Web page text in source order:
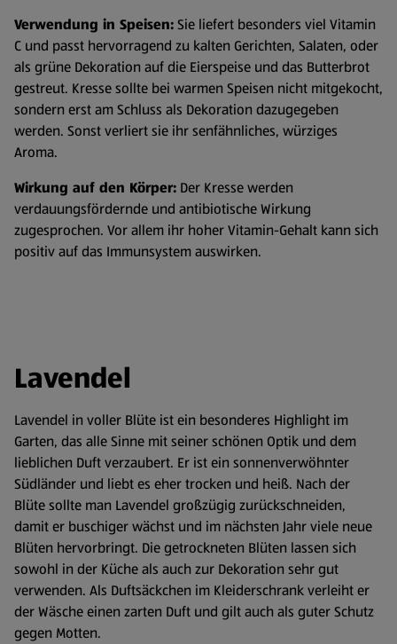
Verwendung in Speisen:Sie liefert besonders viel Vitamin
C und passt hervorragend zu kalten Gerichten, Salaten, oder
als grüne Dekoration auf die Eierspeise und das Butterbrot
gestreut. Kresse sollte bei warmen Speisen nicht mitgekocht,
sondern erst am Schluss als Dekoration dazugegeben
werden. Sonst verliert sie ihr senfähnliches, würziges
Aroma.
Wirkung auf den Körper: Der Kresse werden
verdauungsfördernde und antibiotische Wirkung
zugesprochen. Vor allem ihr hoher Vitamin-Gehalt kann sich
positiv auf das Immunsystem auswirken.
Lavendel
Lavendel in voller Blüte ist ein besonderes Highlight im
Garten, das alle Sinne mit seiner schönen Optik und dem
lieblichen Duft verzaubert. Er ist ein sonnenverwöhnter
Südländer und liebt es eher trocken und heiß. Nach der
Blüte sollte man Lavendel großzügig zurückschneiden,
damit er buschiger wächst und im nächsten Jahr viele neue
Blüten hervorbringt. Die getrockneten Blüten lassen sich
sowohl in der Küche als auch zur Dekoration sehr gut
verwenden. Als Duftsäckchen im Kleiderschrank verleiht er
der Wäsche einen zarten Duft und gilt auch als guter Schutz
gegen Motten.